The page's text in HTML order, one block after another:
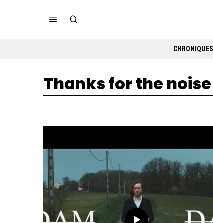
CHRONIQUES
Thanks for the noise